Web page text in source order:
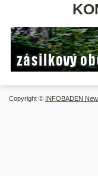
Copyright © INFOBADEN